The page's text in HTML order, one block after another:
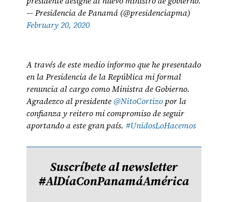
— Presidencia de Panamá (@presidenciapma)
February 20, 2020
A través de este medio informo que he presentado
en la Presidencia de la República mi formal
renuncia al cargo como Ministra de Gobierno.
Agradezco al presidente @NitoCortizo por la
confianza y reitero mi compromiso de seguir
aportando a este gran país.#UnidosLoHacemos
Suscríbete al newsletter
#AlDíaConPanamáAmérica